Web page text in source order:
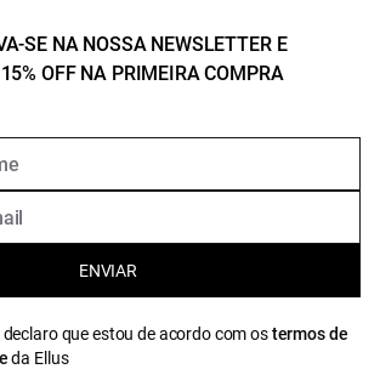
SE NA NOSSA NEWSLETTER E
OFF NA PRIMEIRA COMPRA
ENVIAR
que estou de acordo com ostermos de
da Ellus